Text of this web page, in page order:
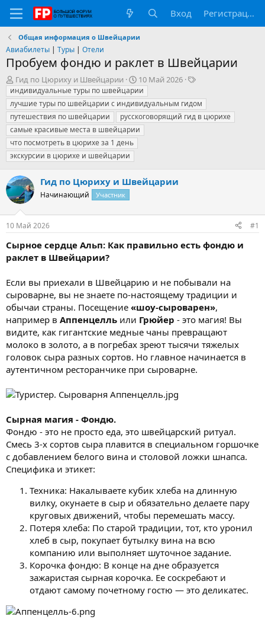
Вход Регистрация
Общая информация о Швейцарии
Авиабилеты | Туры | Отели
Пробуем фондю и раклет в Швейцарии
А
в
т
о
р
т
е
м
ы
Гид по Цюриху и Швейцарии
Д
а
т
а
н
а
10 Май 2026
Т
г
и
индивидуальные туры по швейцарии
лучшие туры по швейцарии с индивидуальным гидом
путешествия по швейцарии
русскоговорящий гид в цюрихе
самые красивые места в швейцарии
что посмотреть в цюрихе за 1 день
экскурсии в цюрихе и швейцарии
Гид по Цюриху и Швейцарии
Начинающий Участник
10 Май 2026 #1
Сырное сердце Альп: Как правильно есть фондю и
раклет в Швейцарии?
Если вы приехали в Швейцарию и не побывали на
сыроварне, вы не знаете по-настоящему традиции и
обычаи страны. Посещение «шоу-сыроварен»,
например в Аппенцелль или Грюйер - это магия! Вы
видите, как гигантские медные чаны превращают
молоко в золото, а в погребах зреют тысячи тяжелых
головок сыра разных сортов. Но главное начинается в
аутентичном ресторанчике при сыроварне.
Сырная магия - Фондю.
Фондю - это не просто еда, это швейцарский ритуал.
Смесь 3-х сортов сыра плавится в специальном горшочке
с добавлением белого вина и столовой ложки шнапса.
Специфика и этикет:
Техника: Накалываете кубик хлеба на длинную
вилку, окунаете в сыр и обязательно делаете пару
круговых движений, чтобы перемешать массу.
Потеря хлеба: По старой традиции, тот, кто уронил
хлеб в сыр, покупает бутылку вина на всю
компанию или выполняет шуточное задание.
Корочка фондю: В конце на дне образуется
зажаристая сырная корочка. Ее соскребают и
отдают самому почетному гостю — это деликатес.